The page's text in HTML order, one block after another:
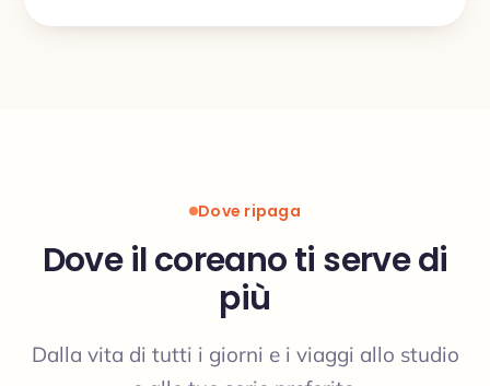
Dove ripaga
Dove il coreano ti serve di
più
Dalla vita di tutti i giorni e i viaggi allo studio